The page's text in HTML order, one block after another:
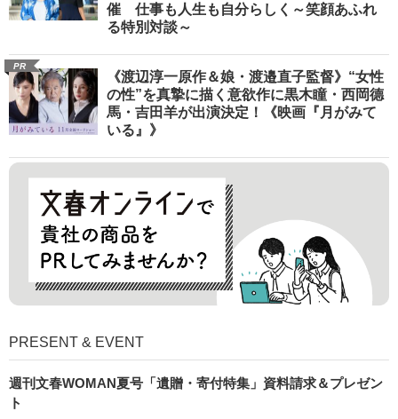
催 仕事も人生も自分らしく～笑顔あふれ
る特別対談～
PR
《渡辺淳一原作＆娘・渡邉直子監督》“女性
の性”を真摯に描く意欲作に黒木瞳・西岡德
馬・吉田羊が出演決定！《映画『月がみて
いる』》
PRESENT & EVENT
週刊文春WOMAN夏号「遺贈・寄付特集」資料請求＆プレゼン
ト